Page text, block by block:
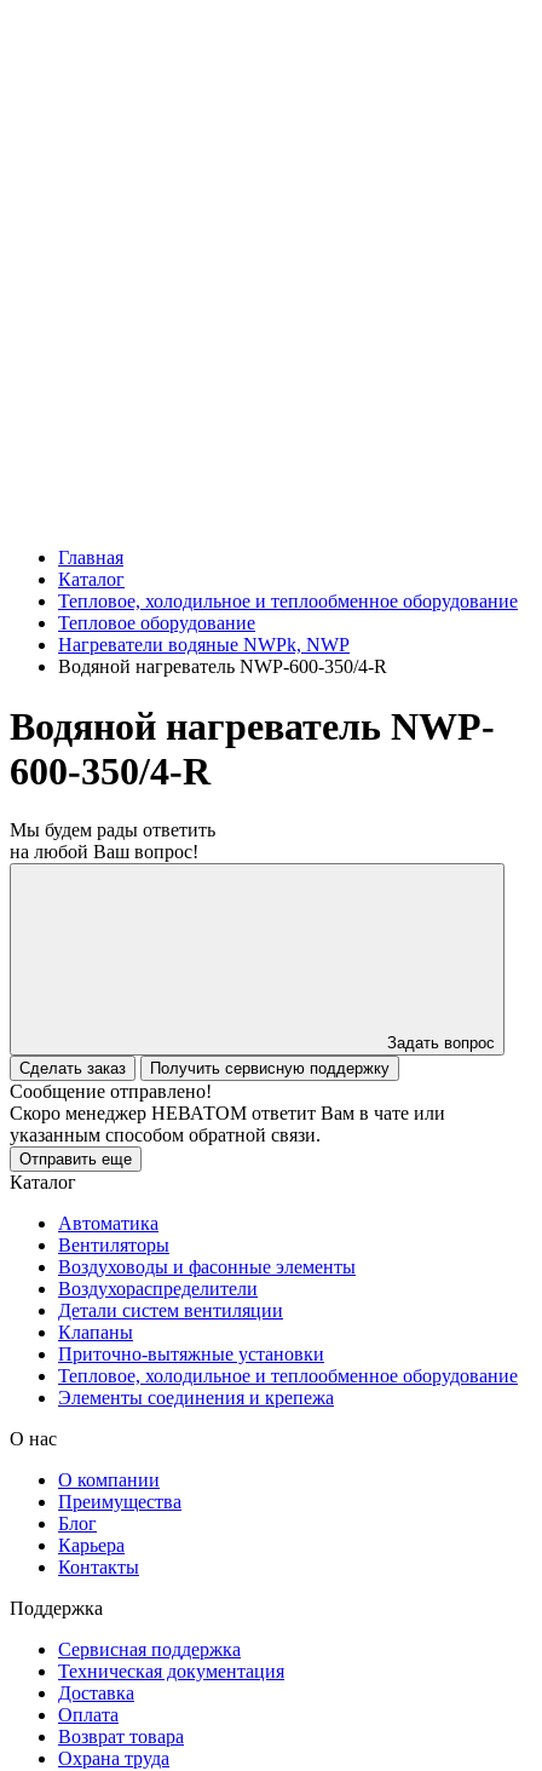
Главная
Каталог
Тепловое, холодильное и теплообменное оборудование
Тепловое оборудование
Нагреватели водяные NWPk, NWP
Водяной нагреватель NWP-600-350/4-R
Водяной нагреватель NWP-
600-350/4-R
Мы будем рады ответить
на любой Ваш вопрос!
Задать вопрос
Сделать заказ
Получить сервисную поддержку
Сообщение отправлено!
Скоро менеджер НЕВАТОМ ответит Вам в чате или
указанным способом обратной связи.
Отправить еще
Каталог
Автоматика
Вентиляторы
Воздуховоды и фасонные элементы
Воздухораспределители
Детали систем вентиляции
Клапаны
Приточно-вытяжные установки
Тепловое, холодильное и теплообменное оборудование
Элементы соединения и крепежа
О нас
О компании
Преимущества
Блог
Карьера
Контакты
Поддержка
Сервисная поддержка
Техническая документация
Доставка
Оплата
Возврат товара
Охрана труда